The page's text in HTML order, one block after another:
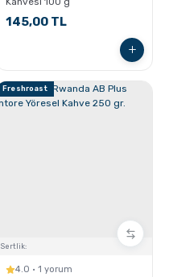
145,00 TL
Freshroast
Sertlik:
4.0 · 1 yorum